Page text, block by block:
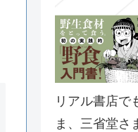
リアル書店で
ま、三省堂さ